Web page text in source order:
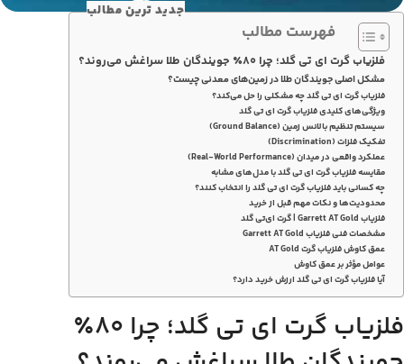
جدید ترین مطالب
فهرست مطالب
فلزیاب گرت ای تی گلد؛ چرا ۸۰٪ جویندگان طلا سراغش می‌روند؟
مشکل اصلی جویندگان طلا در زمین‌های معدنی چیست؟
فلزیاب گرت ای تی گلد چه مشکلی را حل می‌کند؟
ویژگی‌های کلیدی فلزیاب گرت ای تی گلد
سیستم تنظیم بالانس زمین (Ground Balance)
تفکیک فلزات (Discrimination)
عملکرد واقعی در میدان (Real-World Performance)
مقایسه فلزیاب گرت ای تی گلد با مدل‌های مشابه
چه کسانی باید فلزیاب گرت ای تی گلد را انتخاب کنند؟
محدودیت‌ها و نکات مهم قبل از خرید
فلزیاب Garrett AT Gold | گرت ای‌تی گلد
مشخصات فنی فلزیاب Garrett AT Gold
عمق کاوش فلزیاب گرت AT Gold
عوامل مؤثر بر عمق کاوش
آیا فلزیاب گرت ای تی گلد ارزش خرید دارد؟
فلزیاب گرت ای تی گلد؛ چرا ۸۰٪